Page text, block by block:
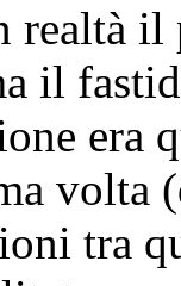
il
il
era
volta
tra